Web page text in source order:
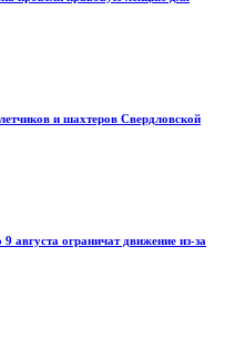
и шахтеров Свердловской
августа ограничат движение из-за